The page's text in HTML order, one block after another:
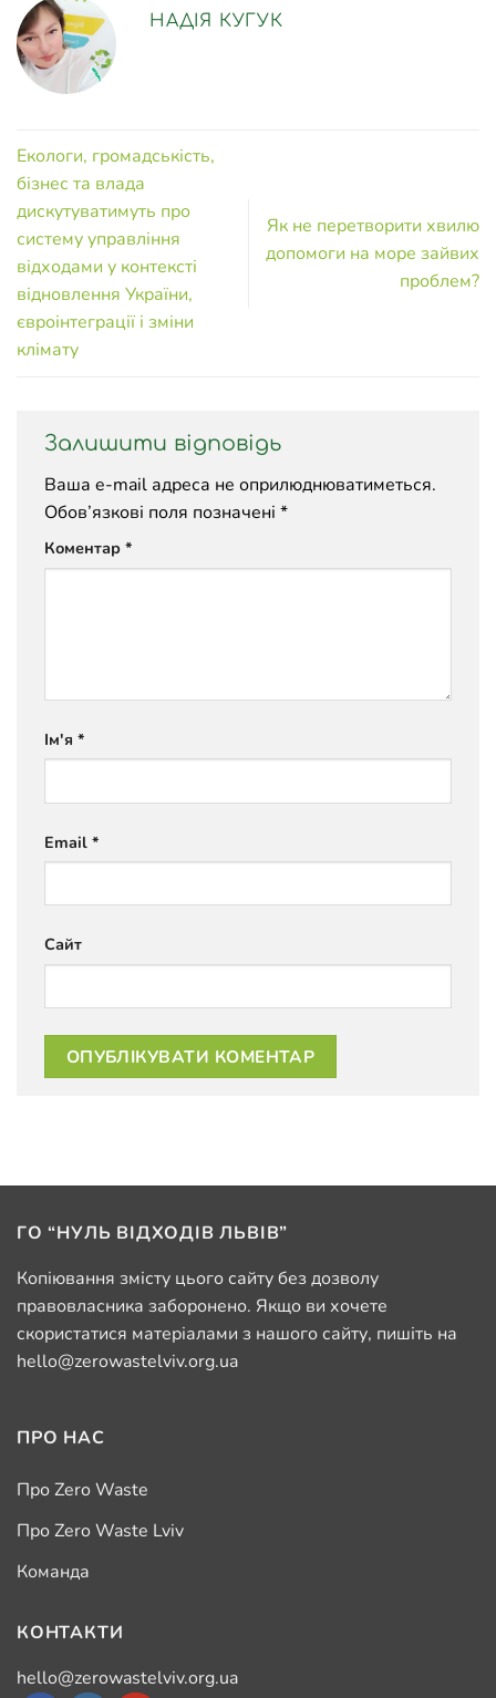
НАДІЯ КУГУК
Екологи, громадськість,
бізнес та влада
дискутуватимуть про
систему управління
відходами у контексті
відновлення України,
євроінтеграції і зміни
клімату
Як не перетворити хвилю
допомоги на море зайвих
проблем?
Залишити відповідь
Ваша e-mail адреса не оприлюднюватиметься.
Обов’язкові поля позначені *
Коментар *
Ім'я *
Email *
Сайт
ГО “НУЛЬ ВІДХОДІВ ЛЬВІВ”
Копіювання змісту цього сайту без дозволу
правовласника заборонено. Якщо ви хочете
скористатися матеріалами з нашого сайту, пишіть на
hello@zerowastelviv.org.ua
ПРО НАС
Про Zero Waste
Про Zero Waste Lviv
Команда
КОНТАКТИ
hello@zerowastelviv.org.ua